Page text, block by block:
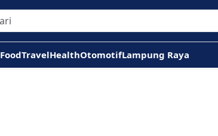
FoodTravelHealthOtomotifLampung Raya